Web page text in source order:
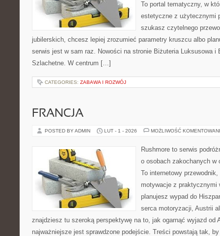
To portal tematyczny, w
estetyczne z użytecznymi
szukasz czytelnego
jubilerskich, chcesz lepiej zrozumieć parametry kruszcu albo
serwis jest w sam raz. Nowości na stronie Biżuteria Luksusowa i
Szlachetne. W centrum […]
CATEGORIES: ZABAWA I ROZWÓJ
FRANCJA
POSTED BY ADMIN LUT - 1 - 2026 MOŻLIWOŚĆ
Rushmore to serwis
o osobach zakochanych w
To internetowy
motywacje z praktycznymi
planujesz wypad do
serca motoryzacji, Austrii
znajdziesz tu szeroką perspektywę na to, jak ogarnąć wyjazd od
najważniejsze jest sprawdzone podejście. Treści powstają tak,